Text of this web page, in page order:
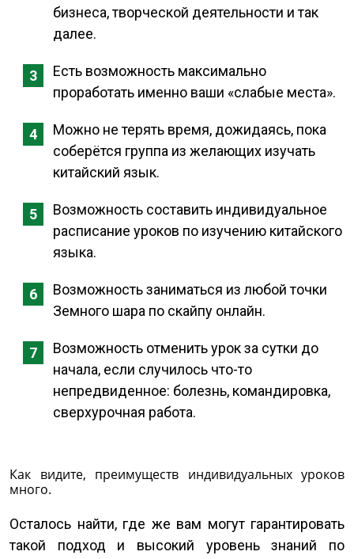
бизнеса, творческой деятельности и так
далее.
Есть возможность максимально
проработать именно ваши «слабые места».
Можно не терять время, дожидаясь, пока
соберётся группа из желающих изучать
китайский язык.
Возможность составить индивидуальное
расписание уроков по изучению китайского
языка.
Возможность заниматься из любой точки
Земного шара по скайпу онлайн.
Возможность отменить урок за сутки до
начала, если случилось что-то
непредвиденное: болезнь, командировка,
сверхурочная работа.
Как видите, преимуществ индивидуальных уроков
много.
Осталось найти, где же вам могут гарантировать
такой подход и высокий уровень знаний по